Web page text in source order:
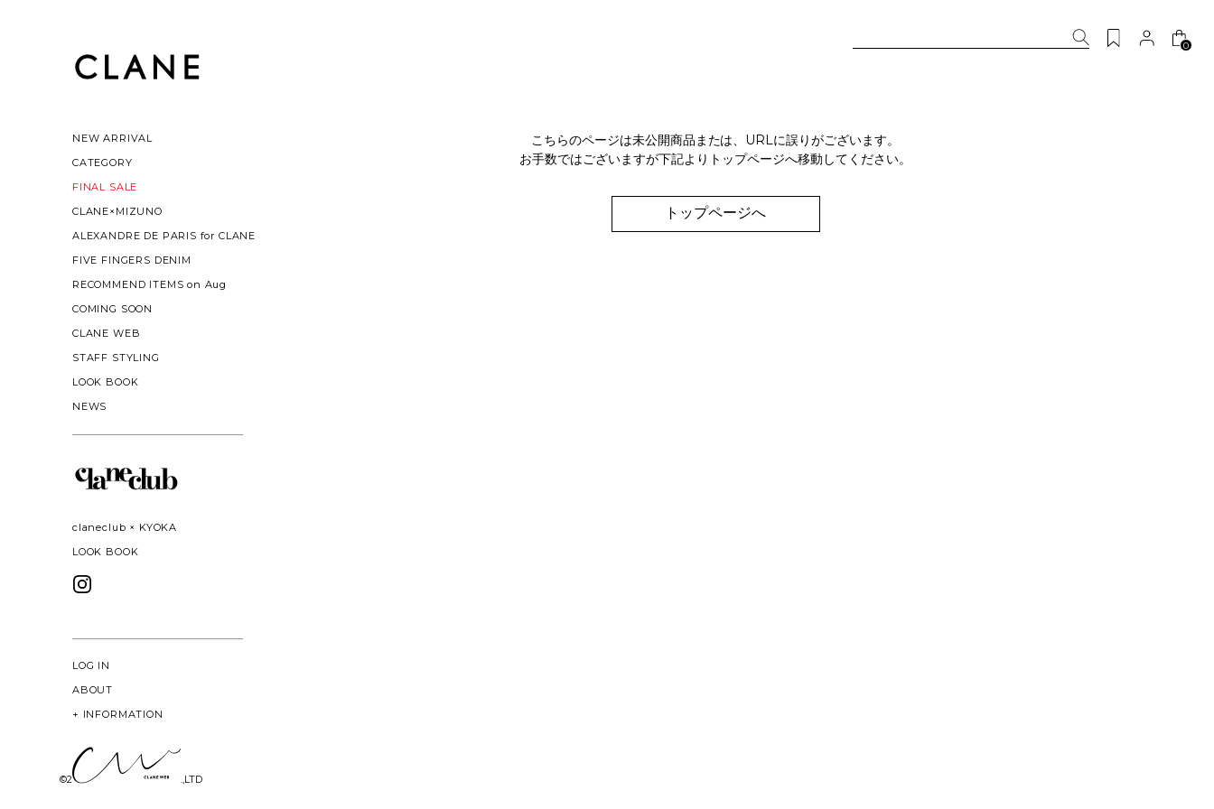
NEW ARRIVAL
CATEGORY
FINAL SALE
CLANE×MIZUNO
ALEXANDRE DE PARIS for CLANE
FIVE FINGERS DENIM
RECOMMEND ITEMS on Aug
COMING SOON
CLANE WEB
STAFF STYLING
LOOK BOOK
NEWS
claneclub × KYOKA
LOOK BOOK
LOG IN
ABOUT
+ INFORMATION
0
こちらのページは未公開商品または、URLに誤りがございます。
お手数ではございますが下記よりトップページへ移動してください。
トップページへ
©2026 CLANE DESIGN CO.,LTD